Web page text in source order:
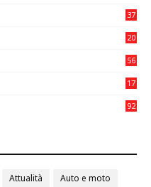
37
20
56
17
92
Attualità
Auto e moto